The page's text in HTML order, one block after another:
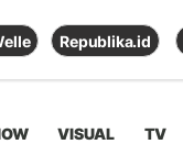
Republika.id
VISUAL TV